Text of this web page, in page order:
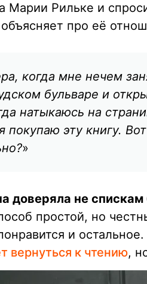
Марии Рильке и
про её
когда мне нечем
бульваре и
натыкаюсь на
покупаю эту книгу.
»
доверяла не
простой, но
и остальное.
вернуться к чтению,